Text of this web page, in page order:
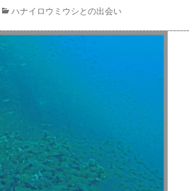
ハナイロウミウシとの出会い